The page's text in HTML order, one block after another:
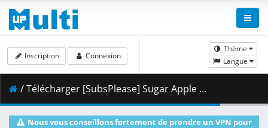
Thème
Langue
Inscription Connexion
/ Télécharger [SubsPlease] Sugar Apple Fairy Tale - 24 (1080p) [B95C8413].mkv.003 ( 439.48 MB )
Nous vous conseillons fortement de prendre un VPN pour